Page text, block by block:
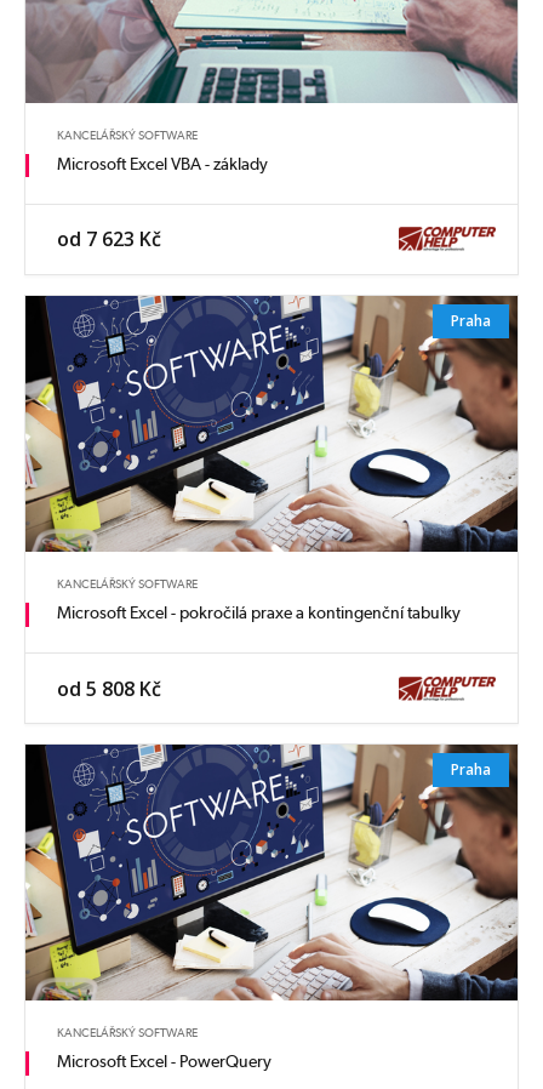
KANCELÁŘSKÝ SOFTWARE
Microsoft Excel VBA - základy
od 7 623 Kč
Praha
KANCELÁŘSKÝ SOFTWARE
Microsoft Excel - pokročilá praxe a kontingenční tabulky
od 5 808 Kč
Praha
KANCELÁŘSKÝ SOFTWARE
Microsoft Excel - PowerQuery